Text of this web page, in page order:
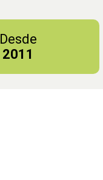
Desde
2011